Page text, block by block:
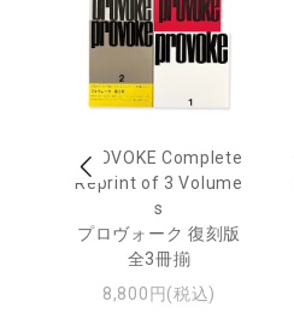
PROVOKE Complete
Reprint of 3 Volume
s
プロヴォーク 復刻版
全3冊揃
8,800円(税込)